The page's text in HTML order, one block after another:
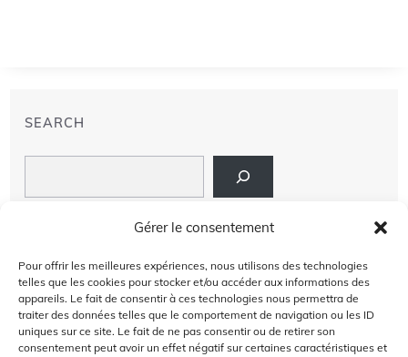
Gérer le consentement
Pour offrir les meilleures expériences, nous utilisons des technologies
telles que les cookies pour stocker et/ou accéder aux informations des
appareils. Le fait de consentir à ces technologies nous permettra de
traiter des données telles que le comportement de navigation ou les ID
uniques sur ce site. Le fait de ne pas consentir ou de retirer son
consentement peut avoir un effet négatif sur certaines caractéristiques et
SEARCH
À PROPOS DE NOUS
AVIS DE NON-RESPONSABILITÉ